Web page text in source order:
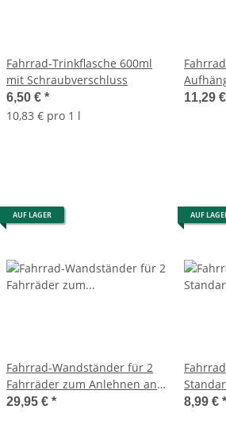
Fahrrad-Trinkflasche 600ml
mit Schraubverschluss
6,50 € *
10,83 € pro 1 l
max.
11,29 €
AUF LAGER
Fahrrad-Wandständer für 2
Fahrräder zum Anlehnen an
die Wand 67x48x212cm
29,95 € *
AUF
8,99 € *